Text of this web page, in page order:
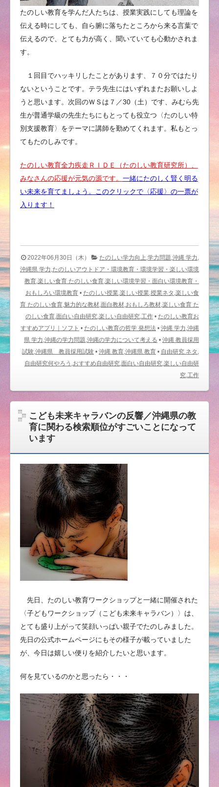
たのしい教育を学んだ人たちは、授業実践にしても理論を
伝える時にしても、自ら腑に落ちたところから来る言葉で
伝えるので、とても力が高く、聞いていても心動かされま
す。
１回目でハッキリしたことがあります、７０分ではたり
ないということです。テラ先生にはいずれまたお願いしよ
うと思います。次回のＷＳは７／30（土）です、みむら先
生が普通学級の先生たちにもとっても役立つ〈たのしい特
別支援教育〉をテーマに講師を勤めてくれます。私もとっ
てもたのしみです。
たのしい教育全力疾走ＲＩＤＥ（たのしい教育研究所）、
みなさんの応援が元気の源です。 一緒にたのしく賢く明る
い未来を育てましょう。このクリックで〈応援〉の一票が
入ります！
2022年06月30日（木）
たのしい学力向上,学力問題,沖縄 学力,
沖縄県 学力,たのしいアウトドア・環境教育・環境学習・楽しい環境
教育,楽しい食育 たのしい食育,楽しい環境学習・面白い環境教育・
おもしろい環境教育 • たのしい授業,楽しい授業,授業ネタ,楽しい食
育 たのしい食育,魅力的な教材,面白教材,おもしろ教材,楽しい食育 た
のしい食育,面白い自由研究,楽しい自由研究,工作 • たのしい教育お
すすめアプリ｜ソフト • たのしい教育の哲学 発想法 • 沖縄 学力,沖縄
県 学力,沖縄の学力問題,沖縄の学力について考える • 沖縄 教員採用
試験,沖縄県 教員採用試験 • 沖縄 教育,沖縄県 教育 • 自由研究 ネタ,
自由研究何やろう,おすすめ自由研究,面白い自由研究,楽しい自由研
究,工作
こども未来キャラバンの反響／沖縄県の教
育に関わる検索順位がすごいことになって
います
先日、たのしい教育ワークショップと一緒に開催された
〈子どもワークショップ（こども未来キャラバン）〉は、
とても盛り上がって笑顔いっぱい親子でたのしみました。
先日の公式ホームページにもその様子が載っていました
が、今日は嬉しい便りを紹介したいと思います。
何を見ているのかと思ったら・・・